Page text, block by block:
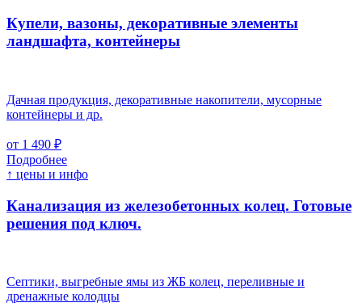
Купели, вазоны, декоративные элементы
ландшафта, контейнеры
Дачная продукция, декоративные накопители, мусорные
контейнеры и др.
от 1 490 ₽
Подробнее
↑ цены и инфо
Канализация из железобетонных колец. Готовые
решения под ключ.
Септики, выгребные ямы из ЖБ колец, переливные и
дренажные колодцы